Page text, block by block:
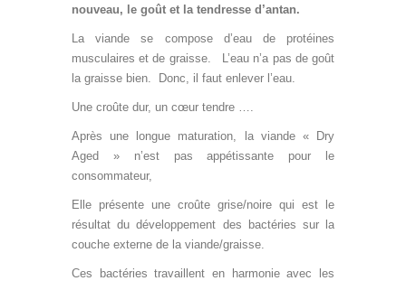
nouveau, le goût et la tendresse d’antan.
La viande se compose d’eau de protéines
musculaires et de graisse. L’eau n’a pas de goût
la graisse bien. Donc, il faut enlever l’eau.
Une croûte dur, un cœur tendre ….
Après une longue maturation, la viande « Dry
Aged » n’est pas appétissante pour le
consommateur,
Elle présente une croûte grise/noire qui est le
résultat du développement des bactéries sur la
couche externe de la viande/graisse.
Ces bactéries travaillent en harmonie avec les